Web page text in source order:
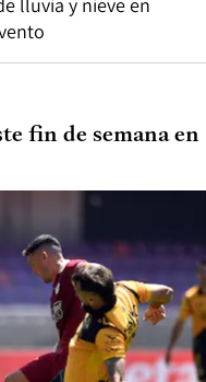
lluvia y nieve en
fin de semana en